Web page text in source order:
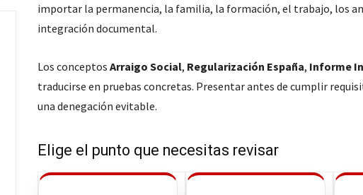
importar la permanencia, la familia, la formación, el trabajo, los
integración documental.
Los conceptos Arraigo Social, Regularización España, Informe
traducirse en pruebas concretas. Presentar antes de cumplir
una denegación evitable.
Elige el punto que necesitas revisar